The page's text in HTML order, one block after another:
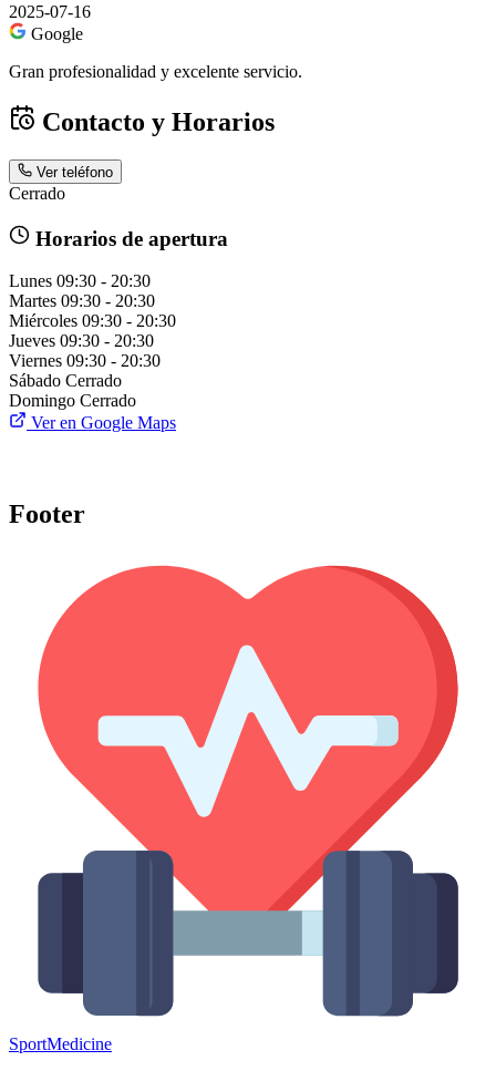
2025-07-16
Google
Gran profesionalidad y excelente servicio.
Contacto y Horarios
Ver teléfono
Cerrado
Horarios de apertura
Lunes 09:30 - 20:30
Martes 09:30 - 20:30
Miércoles 09:30 - 20:30
Jueves 09:30 - 20:30
Viernes 09:30 - 20:30
Sábado Cerrado
Domingo Cerrado
Ver en Google Maps
Footer
SportMedicine